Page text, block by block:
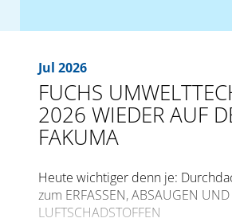
Jul 2026
FUCHS
2026 WIEDER AUF
FAKUMA
Heute wichtiger denn je:
zum ERFASSEN, ABSAUGEN UND
LUFTSCHADSTOFFEN